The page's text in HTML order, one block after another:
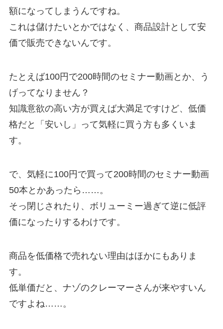
額になってしまうんですね。
これは儲けたいとかではなく、商品設計として安
価で販売できないんです。
たとえば100円で200時間のセミナー動画とか、う
げってなりません？
知識意欲の高い方が買えば大満足ですけど、低価
格だと「安いし」って気軽に買う方も多くいま
す。
で、気軽に100円で買って200時間のセミナー動画
50本とかあったら……。
そっ閉じされたり、ボリューミー過ぎて逆に低評
価になったりするわけです。
商品を低価格で売れない理由はほかにもありま
す。
低単価だと、ナゾのクレーマーさんが来やすいん
ですよね……。